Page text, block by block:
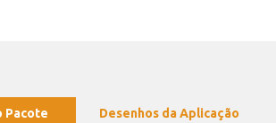
Pacote Desenhos da Aplicação